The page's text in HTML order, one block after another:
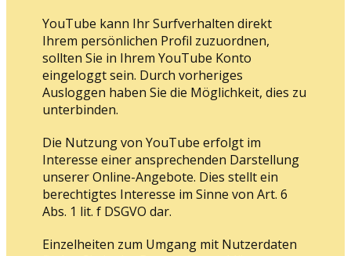
YouTube kann Ihr Surfverhalten direkt
Ihrem persönlichen Profil zuzuordnen,
sollten Sie in Ihrem YouTube Konto
eingeloggt sein. Durch vorheriges
Ausloggen haben Sie die Möglichkeit, dies zu
unterbinden.
Die Nutzung von YouTube erfolgt im
Interesse einer ansprechenden Darstellung
unserer Online-Angebote. Dies stellt ein
berechtigtes Interesse im Sinne von Art. 6
Abs. 1 lit. f DSGVO dar.
Einzelheiten zum Umgang mit Nutzerdaten